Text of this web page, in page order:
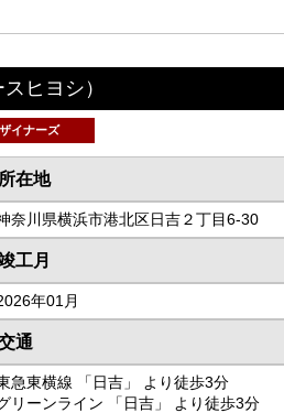
スヒヨシ）
イナーズ
所在地
奈川県横浜市港北区日吉２丁目6-30
工月
年01月
通
急東横線 「日吉」 より徒歩3分
リーンライン 「日吉」 より徒歩3分